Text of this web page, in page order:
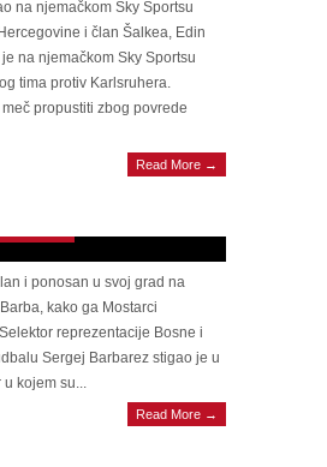
na njemačkom Sky Sportsu
i član Šalkea, Edin
na njemačkom Sky Sportsu
tima protiv Karlsruhera.
propustiti zbog povrede
Read More →
GRADU NA NERETVI:
Barbareza nakon
i ponosan u svoj grad na
kako ga Mostarci
reprezentacije Bosne i
Sergej Barbarez stigao je u
kojem su...
Read More →
DŽEKO I BARBAREZ:
apsolutni delirij, desetine